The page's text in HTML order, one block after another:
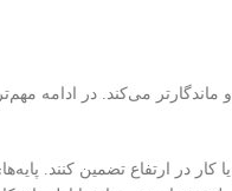
می‌کند. در ادامه
کار در ارتفاع تضمین کنند.